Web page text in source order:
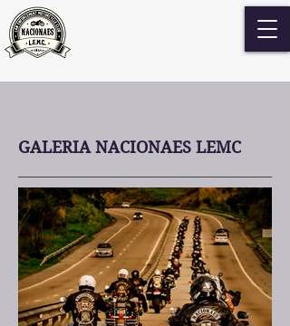
GALERIA NACIONAES LEMC